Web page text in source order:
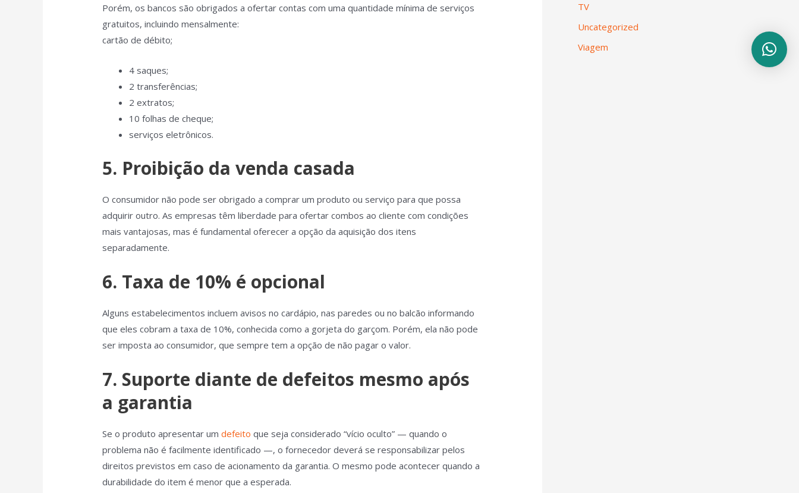
Porém, os bancos são obrigados a ofertar contas com uma quantidade mínima de serviços
gratuitos, incluindo mensalmente:
cartão de débito;
4 saques;
2 transferências;
2 extratos;
10 folhas de cheque;
serviços eletrônicos.
5. Proibição da venda casada
O consumidor não pode ser obrigado a comprar um produto ou serviço para que possa
adquirir outro. As empresas têm liberdade para ofertar combos ao cliente com condições
mais vantajosas, mas é fundamental oferecer a opção da aquisição dos itens
separadamente.
6. Taxa de 10% é opcional
Alguns estabelecimentos incluem avisos no cardápio, nas paredes ou no balcão informando
que eles cobram a taxa de 10%, conhecida como a gorjeta do garçom. Porém, ela não pode
ser imposta ao consumidor, que sempre tem a opção de não pagar o valor.
7. Suporte diante de defeitos mesmo após
a garantia
Se o produto apresentar umdefeito que seja considerado “vício oculto” — quando o
problema não é facilmente identificado —, o fornecedor deverá se responsabilizar pelos
direitos previstos em caso de acionamento da garantia. O mesmo pode acontecer quando a
durabilidade do item é menor que a esperada.
TV
Uncategorized
Viagem